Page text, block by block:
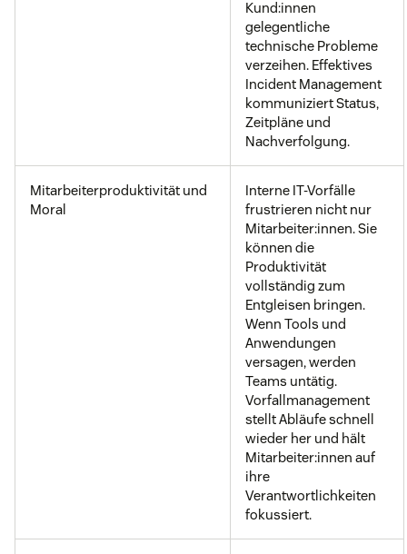
Kund:innen
gelegentliche
technische Probleme
verzeihen. Effektives
Incident Management
kommuniziert Status,
Zeitpläne und
Nachverfolgung.
Mitarbeiterproduktivität und
Moral
Interne IT-Vorfälle
frustrieren nicht nur
Mitarbeiter:innen. Sie
können die
Produktivität
vollständig zum
Entgleisen bringen.
Wenn Tools und
Anwendungen
versagen, werden
Teams untätig.
Vorfallmanagement
stellt Abläufe schnell
wieder her und hält
Mitarbeiter:innen auf
ihre
Verantwortlichkeiten
fokussiert.